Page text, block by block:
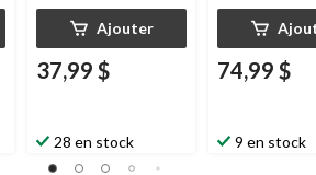
Ajouter
37,99 $
28 en stock
74,99 $
9 en stock